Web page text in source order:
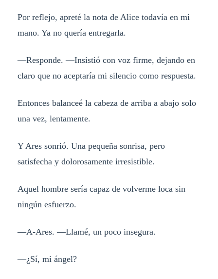
Por reflejo, apreté la nota de Alice todavía en mi
mano. Ya no quería entregarla.
—Responde. —Insistió con voz firme, dejando en
claro que no aceptaría mi silencio como respuesta.
Entonces balanceé la cabeza de arriba a abajo solo
una vez, lentamente.
Y Ares sonrió. Una pequeña sonrisa, pero
satisfecha y dolorosamente irresistible.
Aquel hombre sería capaz de volverme loca sin
ningún esfuerzo.
—A-Ares. —Llamé, un poco insegura.
—¿Sí, mi ángel?